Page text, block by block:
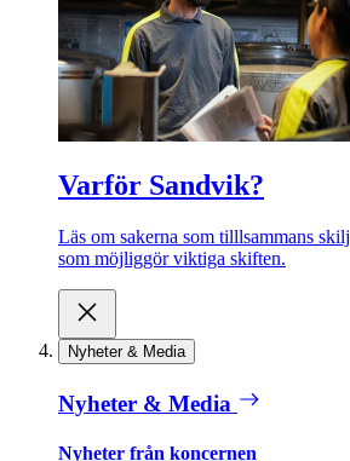
Varför Sandvik?
Läs om sakerna som tilllsammans
som möjliggör viktiga skiften.
Nyheter & Media
Nyheter & Media
Nyheter från koncernen